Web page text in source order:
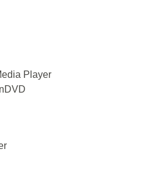
Player